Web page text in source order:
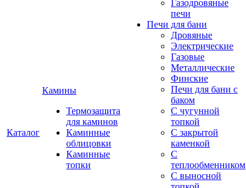
Каталог
Камины
Термозащита
для каминов
Каминные
облицовки
Каминные
топки
Газодровяные
печи
Печи для бани
Дровяные
Электрические
Газовые
Металлические
Финские
Печи для бани с
баком
С чугунной
топкой
С закрытой
каменкой
С
теплообменником
С выносной